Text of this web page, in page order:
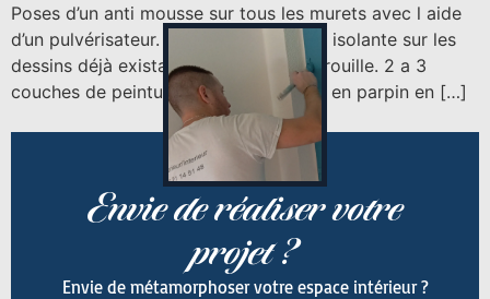
Poses d’un anti mousse sur tous les murets avec l aide
d’un pulvérisateur. Pose d’une peinture isolante sur les
dessins déjà existants et peinture antirouille. 2 a 3
couches de peinture blanche sur murs en parpin en […]
Envie de réaliser votre
projet ?
Envie de métamorphoser votre espace intérieur ?